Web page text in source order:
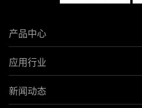
产品中心
应用行业
新闻动态